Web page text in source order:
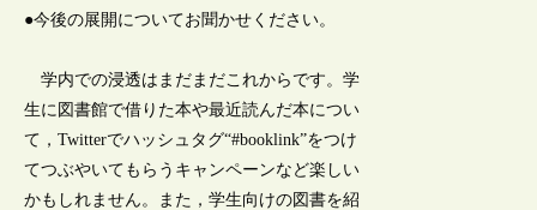
●今後の展開についてお聞かせください。
学内での浸透はまだまだこれからです。学
生に図書館で借りた本や最近読んだ本につい
て，Twitterでハッシュタグ“#booklink”をつけ
てつぶやいてもらうキャンペーンなど楽しい
かもしれません。また，学生向けの図書を紹